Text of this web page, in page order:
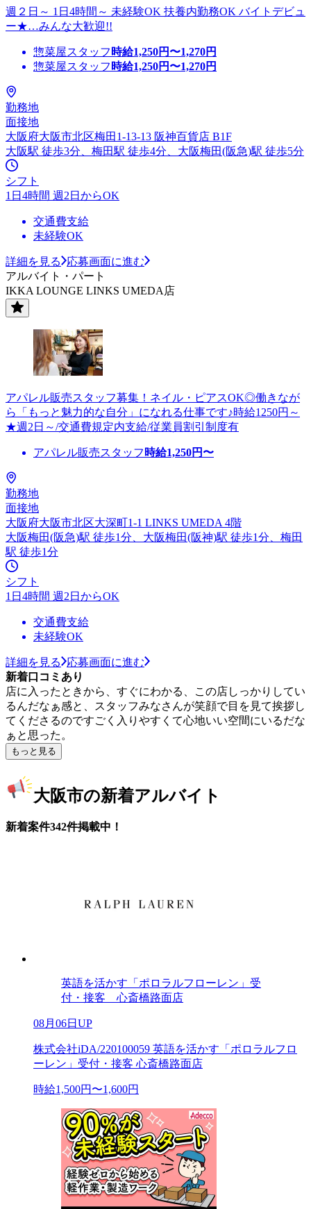
週２日～ 1日4時間～ 未経験OK 扶養内勤務OK バイトデビュ
ー★…みんな大歓迎!!
惣菜屋スタッフ 時給1,250円〜1,270円
惣菜屋スタッフ 時給1,250円〜1,270円
勤務地
面接地
大阪府大阪市北区梅田1-13-13 阪神百貨店 B1F
大阪駅 徒歩3分、梅田駅 徒歩4分、大阪梅田(阪急)駅 徒歩5分
シフト
1日4時間 週2日からOK
交通費支給
未経験OK
詳細を見る
応募画面に進む
アルバイト・パート
IKKA LOUNGE LINKS UMEDA店
アパレル販売スタッフ募集！ネイル・ピアスOK◎働きなが
ら「もっと魅力的な自分」になれる仕事です♪時給1250円～
★週2日～/交通費規定内支給/従業員割引制度有
アパレル販売スタッフ 時給1,250円〜
勤務地
面接地
大阪府大阪市北区大深町1-1 LINKS UMEDA 4階
大阪梅田(阪急)駅 徒歩1分、大阪梅田(阪神)駅 徒歩1分、梅田
駅 徒歩1分
シフト
1日4時間 週2日からOK
交通費支給
未経験OK
詳細を見る
応募画面に進む
新着口コミあり
店に入ったときから、すぐにわかる、この店しっかりしてい
るんだなぁ感と、スタッフみなさんが笑顔で目を見て挨拶し
てくださるのですごく入りやすくて心地いい空間にいるだな
ぁと思った。
もっと見る
大阪市の新着アルバイト
新着案件342件掲載中！
英語を活かす「ポロラルフローレン」受
付・接客 心斎橋路面店
08月06日UP
株式会社iDA/220100059 英語を活かす「ポロラルフロ
ーレン」受付・接客 心斎橋路面店
時給1,500円〜1,600円